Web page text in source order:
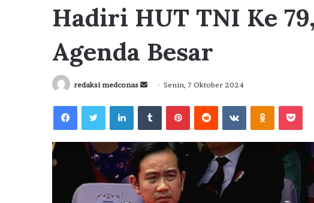
Hadiri HUT TNI Ke
Agenda Besar
redaksi medconas
Send
email
Senin, 7 Oktober 2024
FacebookTwitterLinkedInTumblrPinterestReddit VKontakte